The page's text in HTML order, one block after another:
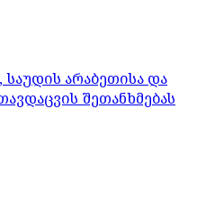
არაბეთისა და
შეთანხმებას